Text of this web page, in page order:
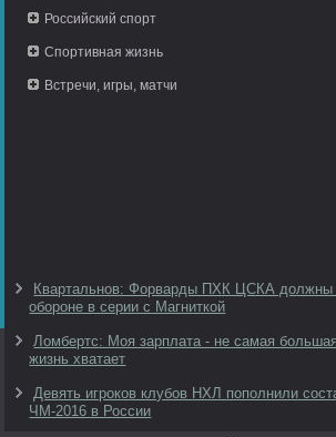
Российский спорт
Спортивная жизнь
Встречи, игры, матчи
Квартальнов: Форварды ПХК ЦСКА должны
обороне в серии с Магниткой
Ломбертс: Моя зарплата - не самая
жизнь хватает
Девять игроков клубов НХЛ пополнили
ЧМ-2016 в России